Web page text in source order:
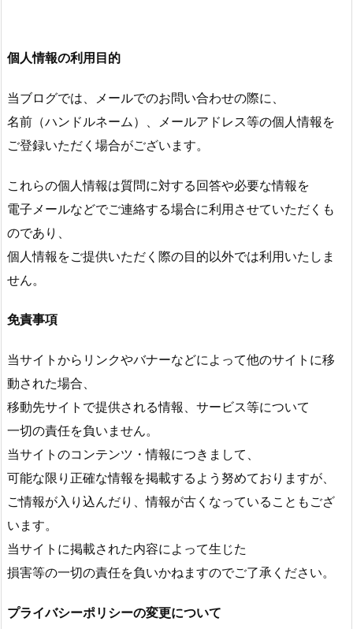
個人情報の利用目的
当ブログでは、メールでのお問い合わせの際に、
名前（ハンドルネーム）、メールアドレス等の個人情報を
ご登録いただく場合がございます。
これらの個人情報は質問に対する回答や必要な情報を
電子メールなどでご連絡する場合に利用させていただくも
のであり、
個人情報をご提供いただく際の目的以外では利用いたしま
せん。
免責事項
当サイトからリンクやバナーなどによって他のサイトに移
動された場合、
移動先サイトで提供される情報、サービス等について
一切の責任を負いません。
当サイトのコンテンツ・情報につきまして、
可能な限り正確な情報を掲載するよう努めておりますが、
ご情報が入り込んだり、情報が古くなっていることもござ
います。
当サイトに掲載された内容によって生じた
損害等の一切の責任を負いかねますのでご了承ください。
プライバシーポリシーの変更について